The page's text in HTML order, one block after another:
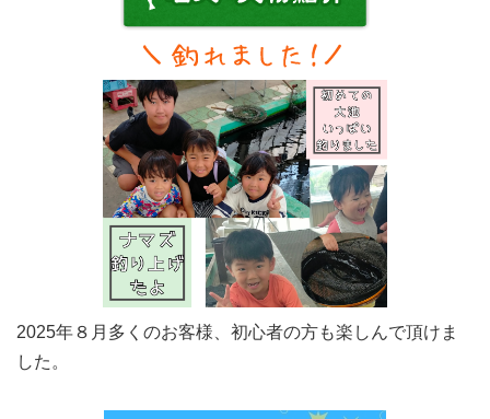
2025年８月多くのお客様、初心者の方も楽しんで頂けま
した。